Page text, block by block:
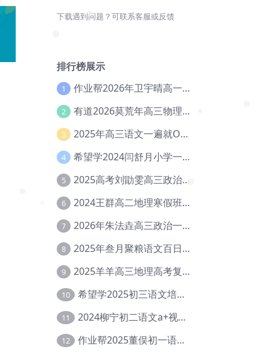
下载遇到问题？可联系客服或反馈
排行榜展示
1 作业帮2026年卫宇晴高一英语s上学期暑假班【冲顶班】【Ec-003】
2 有道2026莫荒年高三物理一轮复习暑假班网课教程【Ef-044】
3 2025年高三语文一遍就OK高中语文体系课【Ea-028】
4 希望学2024闫舒月小学一年级英语视频教程+讲义【Cc-004】
5 2025高考刘勖雯高三政治三轮复习网课教程【Eh-061】
6 2024王群高二地理寒假班教程【Ei-075】
7 2026年朱法垚高三政治一轮复习暑假班【Eh-041】
8 2025年叁月聚粮语文百日冲刺｜荡平玄学诅咒【Ea-001】
9 2025羊羊高三地理高考复习视频教程+讲义【Ei-051】
10 希望学2025初三语文培训班秋上A+班（秋上·全国版·A+）【Da-031】
11 2024柳宁初二语文a+视频教程+课堂笔记+讲义（暑假班+秋季班）【Da-003】
12 作业帮2025董俣初一语文培训班秋上A+班【Da-038】